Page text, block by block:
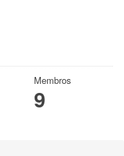
Membros
9